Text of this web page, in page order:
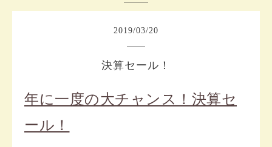
2019/03/20
決算セール！
年に一度の大チャンス！決算セ
ール！